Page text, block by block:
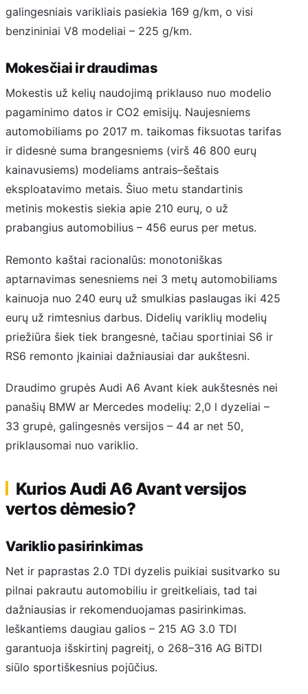
galingesniais varikliais pasiekia 169 g/km, o visi
benzininiai V8 modeliai – 225 g/km.
Mokesčiai ir draudimas
Mokestis už kelių naudojimą priklauso nuo modelio
pagaminimo datos ir CO2 emisijų. Naujesniems
automobiliams po 2017 m. taikomas fiksuotas tarifas
ir didesnė suma brangesniems (virš 46 800 eurų
kainavusiems) modeliams antrais–šeštais
eksploatavimo metais. Šiuo metu standartinis
metinis mokestis siekia apie 210 eurų, o už
prabangius automobilius – 456 eurus per metus.
Remonto kaštai racionalūs: monotoniškas
aptarnavimas senesniems nei 3 metų automobiliams
kainuoja nuo 240 eurų už smulkias paslaugas iki 425
eurų už rimtesnius darbus. Didelių variklių modelių
priežiūra šiek tiek brangesnė, tačiau sportiniai S6 ir
RS6 remonto įkainiai dažniausiai dar aukštesni.
Draudimo grupės Audi A6 Avant kiek aukštesnės nei
panašių BMW ar Mercedes modelių: 2,0 l dyzeliai –
33 grupė, galingesnės versijos – 44 ar net 50,
priklausomai nuo variklio.
Kurios Audi A6 Avant versijos
vertos dėmesio?
Variklio pasirinkimas
Net ir paprastas 2.0 TDI dyzelis puikiai susitvarko su
pilnai pakrautu automobiliu ir greitkeliais, tad tai
dažniausias ir rekomenduojamas pasirinkimas.
Ieškantiems daugiau galios – 215 AG 3.0 TDI
garantuoja išskirtinį pagreitį, o 268–316 AG BiTDI
siūlo sportiškesnius pojūčius.